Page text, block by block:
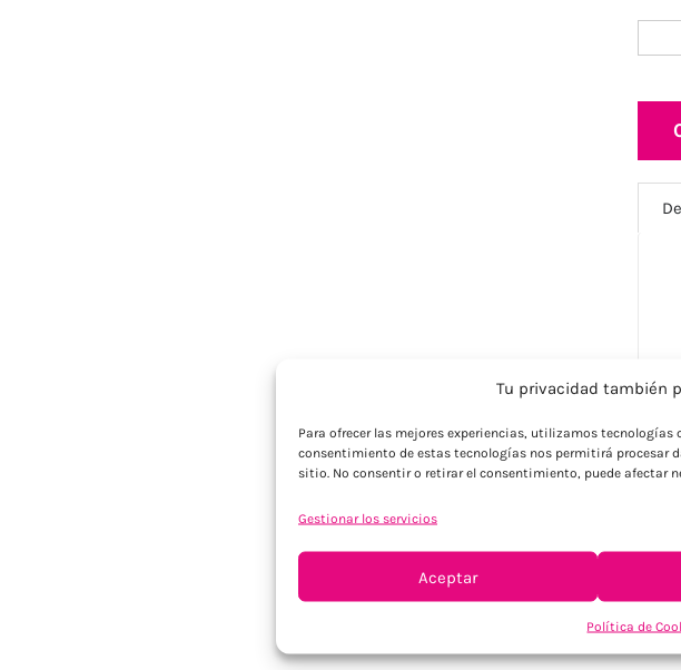
Tu privacidad también
Para ofrecer las mejores experiencias, utilizamos
consentimiento de estas tecnologías nos permitirá procesar
sitio. No consentir o retirar el consentimiento, puede afectar
Gestionar los servicios
Aceptar
Política de